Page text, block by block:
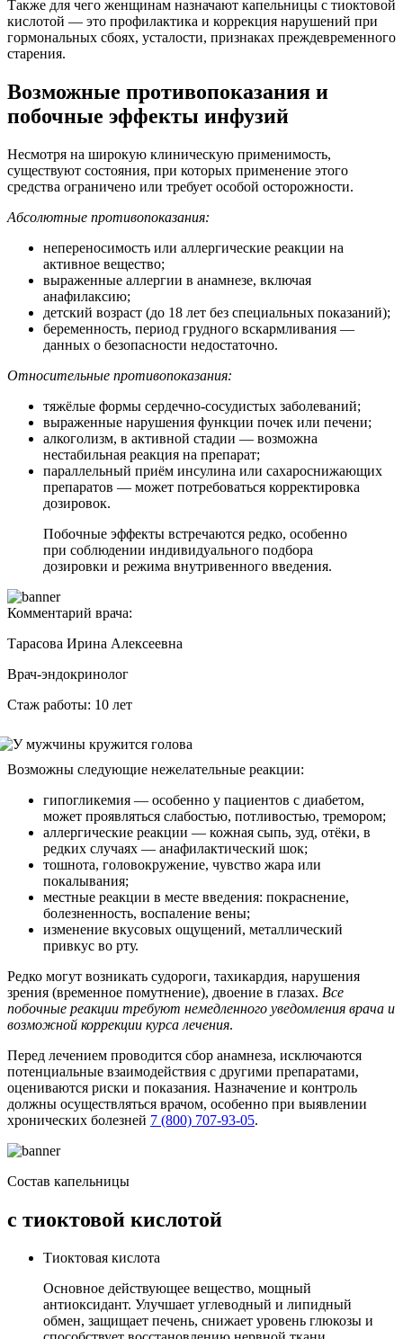
Также для чего женщинам назначают капельницы с тиоктовой
кислотой — это профилактика и коррекция нарушений при
гормональных сбоях, усталости, признаках преждевременного
старения.
Возможные противопоказания и
побочные эффекты инфузий
Несмотря на широкую клиническую применимость,
существуют состояния, при которых применение этого
средства ограничено или требует особой осторожности.
Абсолютные противопоказания:
непереносимость или аллергические реакции на
активное вещество;
выраженные аллергии в анамнезе, включая
анафилаксию;
детский возраст (до 18 лет без специальных показаний);
беременность, период грудного вскармливания —
данных о безопасности недостаточно.
Относительные противопоказания:
тяжёлые формы сердечно-сосудистых заболеваний;
выраженные нарушения функции почек или печени;
алкоголизм, в активной стадии — возможна
нестабильная реакция на препарат;
параллельный приём инсулина или сахароснижающих
препаратов — может потребоваться корректировка
дозировок.
Побочные эффекты встречаются редко, особенно
при соблюдении индивидуального подбора
дозировки и режима внутривенного введения.
Комментарий врача:
Тарасова Ирина Алексеевна
Врач-эндокринолог
Стаж работы: 10 лет
Возможны следующие нежелательные реакции:
гипогликемия — особенно у пациентов с диабетом,
может проявляться слабостью, потливостью, тремором;
аллергические реакции — кожная сыпь, зуд, отёки, в
редких случаях — анафилактический шок;
тошнота, головокружение, чувство жара или
покалывания;
местные реакции в месте введения: покраснение,
болезненность, воспаление вены;
изменение вкусовых ощущений, металлический
привкус во рту.
Редко могут возникать судороги, тахикардия, нарушения
зрения (временное помутнение), двоение в глазах. Все
побочные реакции требуют немедленного уведомления врача и
возможной коррекции курса лечения.
Перед лечением проводится сбор анамнеза, исключаются
потенциальные взаимодействия с другими препаратами,
оцениваются риски и показания. Назначение и контроль
должны осуществляться врачом, особенно при выявлении
хронических болезней 7 (800) 707-93-05.
Состав капельницы
с тиоктовой кислотой
Тиоктовая кислота
Основное действующее вещество, мощный
антиоксидант. Улучшает углеводный и липидный
обмен, защищает печень, снижает уровень глюкозы и